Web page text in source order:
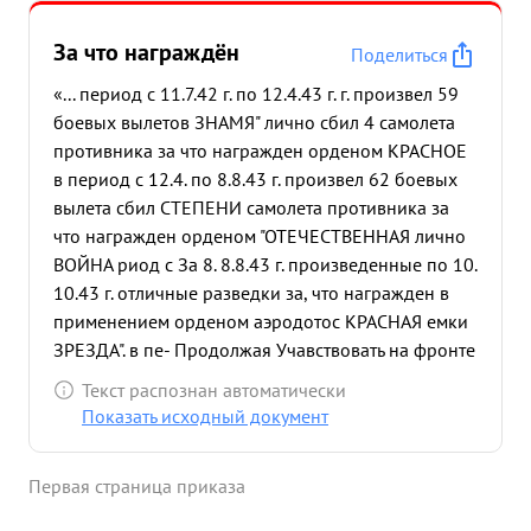
За что награждён
Поделиться
«... период с 11.7.42 г. по 12.4.43 г. г. произвел 59
боевых вылетов ЗНАМЯ" лично сбил 4 самолета
противника за что награжден орденом КРАСНОЕ
в период с 12.4. по 8.8.43 г. произвел 62 боевых
вылета сбил СТЕПЕНИ самолета противника за
что награжден орденом "ОТЕЧЕСТВЕННАЯ лично
ВОЙНА риод с За 8. 8.8.43 г. произведенные по 10.
10.43 г. отличные разведки за, что награжден в
применением орденом аэродотос КРАСНАЯ емки
ЗРЕЗДА". в пе- Продолжая Учавствовать на фронте
Отечественной войны по разгрому немецких
оккупантов с 10.10 по настоящее время произвел
рехват которых самолетов лично противника-10
Текст распознан автоматически
Показать исходный документ
Первая страница приказа